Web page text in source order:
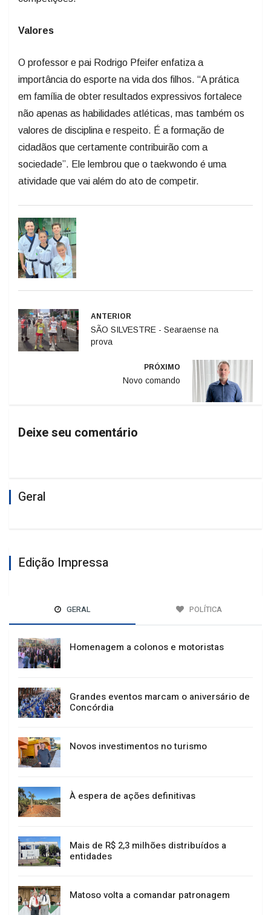
Valores
O professor e pai Rodrigo Pfeifer enfatiza a
importância do esporte na vida dos filhos. “A prática
em família de obter resultados expressivos fortalece
não apenas as habilidades atléticas, mas também os
valores de disciplina e respeito. É a formação de
cidadãos que certamente contribuirão com a
sociedade”. Ele lembrou que o taekwondo é uma
atividade que vai além do ato de competir.
ANTERIOR
SÃO SILVESTRE - Searaense na
prova
PRÓXIMO
Novo comando
Deixe seu comentário
Geral
Edição Impressa
GERAL POLÍTICA
Homenagem a colonos e motoristas
Grandes eventos marcam o aniversário de
Concórdia
Novos investimentos no turismo
À espera de ações definitivas
Mais de R$ 2,3 milhões distribuídos a
entidades
Matoso volta a comandar patronagem